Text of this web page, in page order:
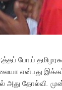
போய்
என்பது
தோல்வி.